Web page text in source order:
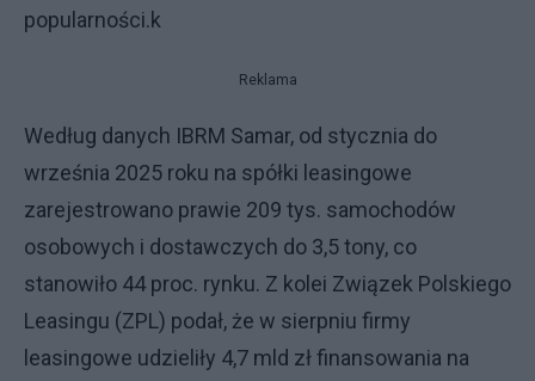
popularności.k
Reklama
Według danych IBRM Samar, od stycznia do
września 2025 roku na spółki leasingowe
zarejestrowano prawie 209 tys. samochodów
osobowych i dostawczych do 3,5 tony, co
stanowiło 44 proc. rynku. Z kolei Związek Polskiego
Leasingu (ZPL) podał, że w sierpniu firmy
leasingowe udzieliły 4,7 mld zł finansowania na